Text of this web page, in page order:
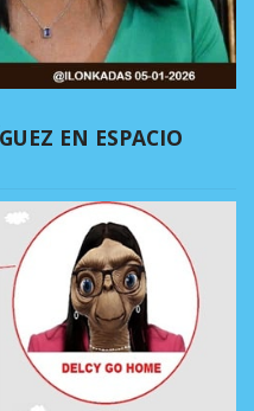
EN ESPACIO